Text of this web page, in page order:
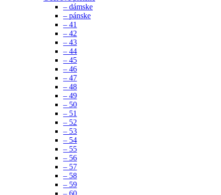
– dámske
– pánske
– 41
– 42
– 43
– 44
– 45
– 46
– 47
– 48
– 49
– 50
– 51
– 52
– 53
– 54
– 55
– 56
– 57
– 58
– 59
– 60